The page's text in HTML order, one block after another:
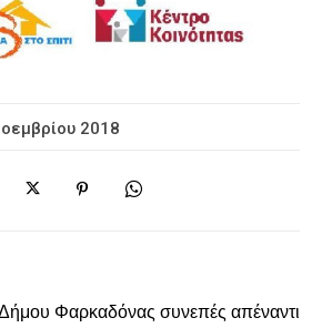
2018
Φαρκαδόνας συνεπές απέναντι